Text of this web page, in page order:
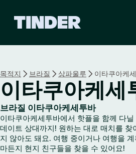
r
홈
목적지 브라질 상파울루 이타쿠아케
이타쿠아케세
브라질 이타쿠아케세투바
이타쿠아케세투바에서 핫플을 함께 다
데이트 상대까지! 원하는 대로 매치를
지 않아도 돼요. 여행 중이거나 여행을
마든지 현지 친구들을 찾을 수 있어요!